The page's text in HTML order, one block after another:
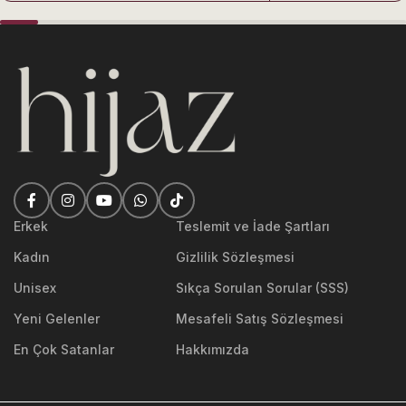
Parfüm
Shiyaaka Silver Khadlaj 100 ML Erkek Parfüm özellikle:
• İlkbahar ve yaz ayları
• Günlük kullanım
• Ofis ortamı
• Temiz ve ferah kokuları seven erkekler
için uygundur.
kullanım sunar.
Erkek
Kadın
Unisex
Yeni Gelenler
En Çok Satanlar
Teslemit ve İade Şartları
Gizlilik Sözleşmesi
Sıkça Sorulan Sorular (SSS)
Mesafeli Satış Sözleşmesi
Hakkımızda